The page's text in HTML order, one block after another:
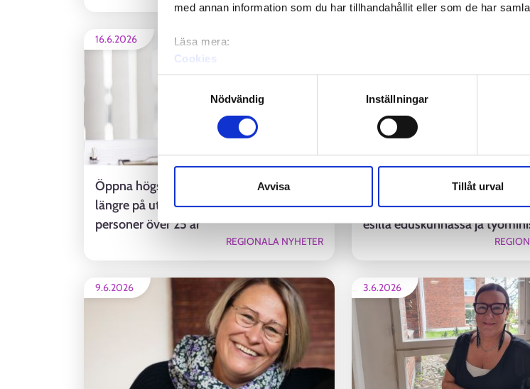
med annan information som du har tillhandahållit eller som de har
Läsa mera:
Cookies
Dataskydd och behandling av personuppgifter
Nödvändig
Inställningar
Avvisa Tillåt urval
16.6.2026
Öppna högskolestudier inverkar inte
längre på utkomstskyddet för arbetslösa
personer över 25 år
REGIONALA NYHETER
Kohtaamisia päätöksenteon
Pohjoisen Keski-Suomen
esillä eduskunnassa ja
9.6.2026 3.6.2026